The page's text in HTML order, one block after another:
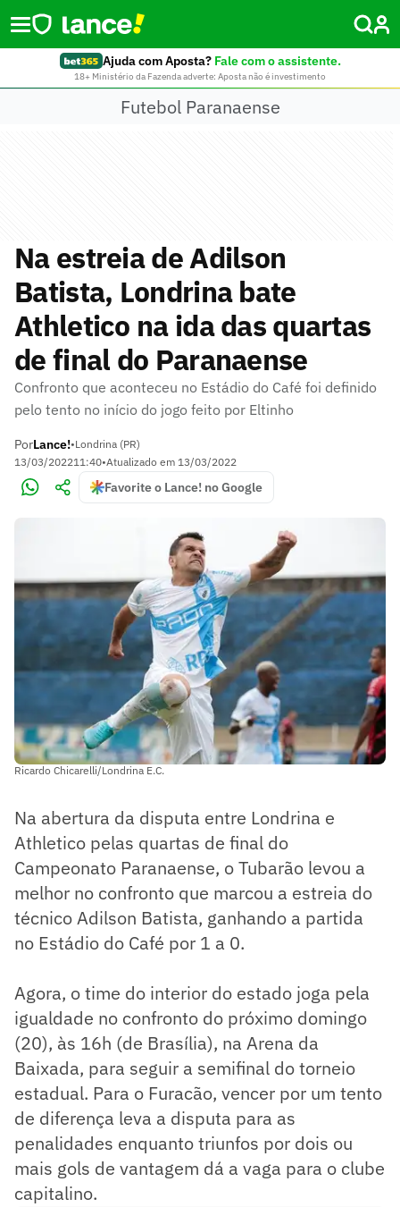
Ajuda com Aposta? Fale com o assistente.
18+ Ministério da Fazenda adverte: Aposta não é investimento
Futebol Paranaense
Na estreia de Adilson
Batista, Londrina bate
Athletico na ida das quartas
de final do Paranaense
Confronto que aconteceu no Estádio do Café foi definido
pelo tento no início do jogo feito por Eltinho
PorLance!•Londrina (PR)
13/03/202211:40•Atualizado em 13/03/2022
Favorite o Lance! no Google
Ricardo Chicarelli/Londrina E.C.
Na abertura da disputa entre Londrina e
Athletico pelas quartas de final do
Campeonato Paranaense, o Tubarão levou a
melhor no confronto que marcou a estreia do
técnico Adilson Batista, ganhando a partida
no Estádio do Café por 1 a 0.
Agora, o time do interior do estado joga pela
igualdade no confronto do próximo domingo
(20), às 16h (de Brasília), na Arena da
Baixada, para seguir a semifinal do torneio
estadual. Para o Furacão, vencer por um tento
de diferença leva a disputa para as
penalidades enquanto triunfos por dois ou
mais gols de vantagem dá a vaga para o clube
capitalino.